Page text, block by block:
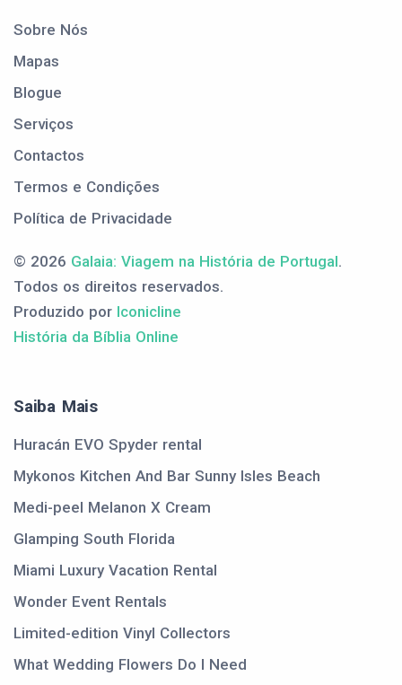
Sobre Nós
Mapas
Blogue
Serviços
Contactos
Termos e Condições
Política de Privacidade
© 2026 Galaia: Viagem na História de Portugal.
Todos os direitos reservados.
Produzido por Iconicline
História da Bíblia Online
Saiba Mais
Huracán EVO Spyder rental
Mykonos Kitchen And Bar Sunny Isles Beach
Medi-peel Melanon X Cream
Glamping South Florida
Miami Luxury Vacation Rental
Wonder Event Rentals
Limited-edition Vinyl Collectors
What Wedding Flowers Do I Need